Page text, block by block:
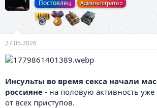
ы
л
а
Постоялец Администратор
27.05.2026
Инсульты во время секса начали
россияне - на половую активность уже
от всех приступов.